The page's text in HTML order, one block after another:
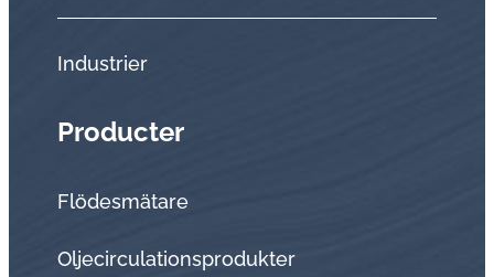
Industrier
Producter
Flödesmätare
Oljecirculationsprodukter